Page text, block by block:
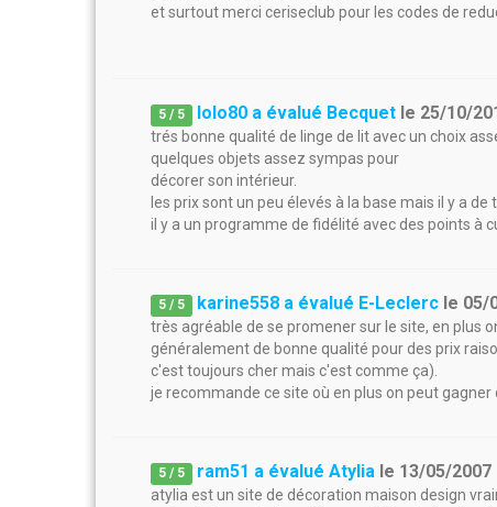
et surtout merci ceriseclub pour les codes de
5 / 5 lolo80 a évalué Becquet le 25/10/
trés bonne qualité de linge de lit avec un choix
quelques objets assez sympas pour
décorer son intérieur.
les prix sont un peu élevés à la base mais il y a
il y a un programme de fidélité avec des points à
5 / 5 karine558 a évalué E-Leclerc le 05/
très agréable de se promener sur le site, en plus
généralement de bonne qualité pour des prix
c'est toujours cher mais c'est comme ça).
je recommande ce site où en plus on peut gagner
5 / 5 ram51 a évalué Atylia le 13/05/2007
atylia est un site de décoration maison design